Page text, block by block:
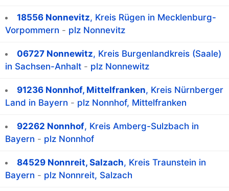
18556 Nonnevitz, Kreis Rügen in Mecklenburg-
Vorpommern - plz Nonnevitz
06727 Nonnewitz, Kreis Burgenlandkreis (Saale)
in Sachsen-Anhalt - plz Nonnewitz
91236 Nonnhof, Mittelfranken, Kreis Nürnberger
Land in Bayern - plz Nonnhof, Mittelfranken
92262 Nonnhof, Kreis Amberg-Sulzbach in
Bayern - plz Nonnhof
84529 Nonnreit, Salzach, Kreis Traunstein in
Bayern - plz Nonnreit, Salzach